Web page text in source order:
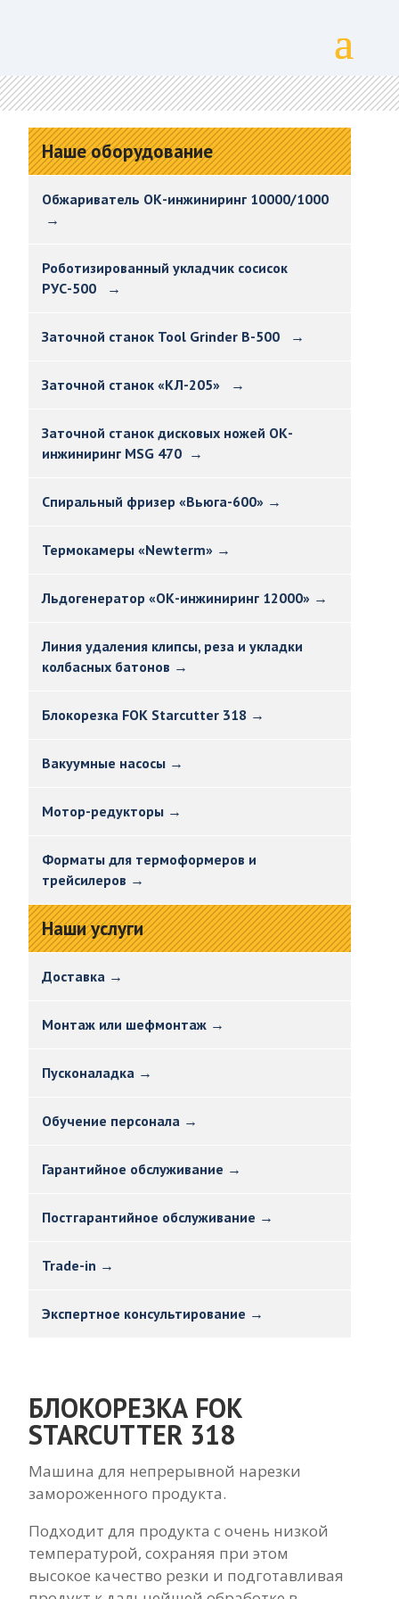
Наше оборудование
Обжариватель ОК-инжиниринг 10000/1000
→
Роботизированный укладчик сосисок
РУС-500 →
Заточной станок Tool Grinder B-500 →
Заточной станок «КЛ-205» →
Заточной станок дисковых ножей ОК-
инжиниринг MSG 470 →
Спиральный фризер «Вьюга-600» →
Термокамеры «Newterm» →
Льдогенератор «ОК-инжиниринг 12000» →
Линия удаления клипсы, реза и укладки
колбасных батонов →
Блокорезка FOK Starcutter 318 →
Вакуумные насосы →
Мотор-редукторы →
Форматы для термоформеров и
трейсилеров →
Наши услуги
Доставка →
Монтаж или шефмонтаж →
Пусконаладка →
Обучение персонала →
Гарантийное обслуживание →
Постгарантийное обслуживание →
Trade-in →
Экспертное консультирование →
БЛОКОРЕЗКА FOK
STARCUTTER 318
Машина для непрерывной нарезки
замороженного продукта.
Подходит для продукта с очень низкой
температурой, сохраняя при этом
высокое качество резки и подготавливая